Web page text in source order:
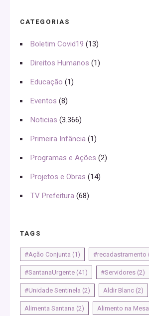
CATEGORIAS
Boletim Covid19 (13)
Direitos Humanos (1)
Educação (1)
Eventos (8)
Noticias (3.366)
Primeira Infância (1)
Programas e Ações (2)
Projetos e Obras (14)
TV Prefeitura (68)
TAGS
#Ação Conjunta (1) #recadastramento
#SantanaUrgente (41) #Servidores (2)
#Unidade Sentinela (2) Aldir Blanc (2)
Alimenta Santana (2) Alimento na Mesa